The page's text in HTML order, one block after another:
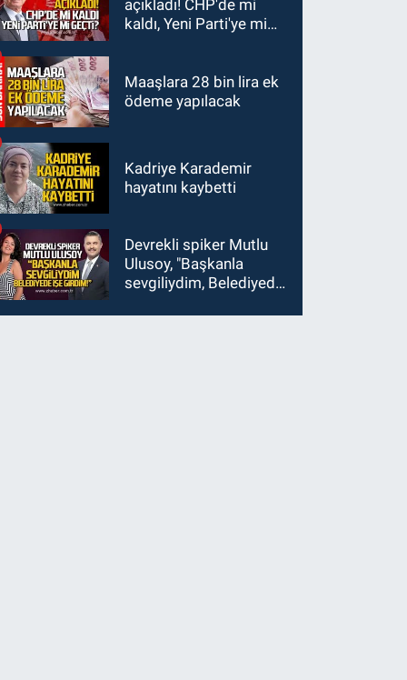
açıkladı! CHP'de mi
kaldı, Yeni Parti'ye mi
Maaşlara 28 bin lira ek
ödeme yapılacak
Kadriye Karademir
hayatını kaybetti
Devrekli spiker Mutlu
Ulusoy, "Başkanla
sevgiliydim, Belediyede